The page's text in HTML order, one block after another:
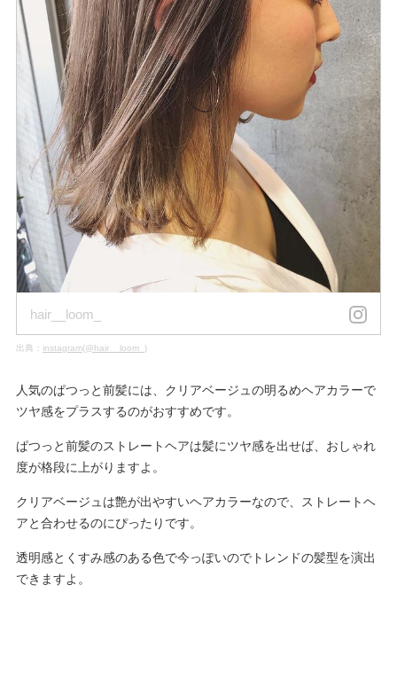
hair__loom_
出典： instagram(@hair__loom_)
人気のぱつっと前髪には、クリアベージュの明るめヘアカラーで
ツヤ感をプラスするのがおすすめです。
ぱつっと前髪のストレートヘアは髪にツヤ感を出せば、おしゃれ
度が格段に上がりますよ。
クリアベージュは艶が出やすいヘアカラーなので、ストレートヘ
アと合わせるのにぴったりです。
透明感とくすみ感のある色で今っぽいのでトレンドの髪型を演出
できますよ。